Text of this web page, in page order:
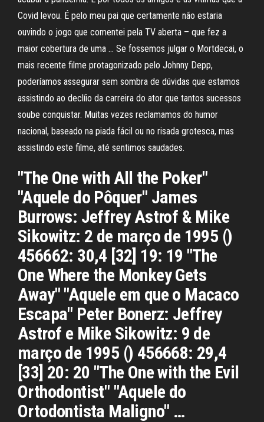
Covid levou. É pelo meu pai que certamente não estaria
ouvindo o jogo que comentei pela TV aberta – que fez a
maior cobertura de uma … Se fossemos julgar o Mortdecai, o
mais recente filme protagonizado pelo Johnny Depp,
poderíamos assegurar sem sombra de dúvidas que estamos
assistindo ao declíio da carreira do ator que tantos sucessos
soube conquistar. Muitas vezes reclamamos do humor
nacional, baseado na piada fácil ou no risada grotesca, mas
assistindo este filme, até sentimos saudades.
"The One with All the Poker"
"Aquele do Pôquer" James
Burrows: Jeffrey Astrof & Mike
Sikowitz: 2 de março de 1995 ()
456662: 30,4 [32] 19: 19 "The
One Where the Monkey Gets
Away" "Aquele em que o Macaco
Escapa" Peter Bonerz: Jeffrey
Astrof e Mike Sikowitz: 9 de
março de 1995 () 456668: 29,4
[33] 20: 20 "The One with the Evil
Orthodontist" "Aquele do
Ortodontista Maligno" …